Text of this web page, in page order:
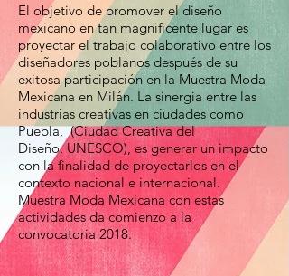
El objetivo de promover el diseño
mexicano en tan magnificente lugar es
proyectar el trabajo colaborativo entre los
diseñadores poblanos después de su
exitosa participación en la Muestra Moda
Mexicana en Milán. La sinergia entre las
industrias creativas en ciudades como
Puebla, (Ciudad Creativa del
Diseño, UNESCO), es generar un impacto
con la finalidad de proyectarlos en el
contexto nacional e internacional.
Muestra Moda Mexicana con estas
actividades da comienzo a la
convocatoria 2018.